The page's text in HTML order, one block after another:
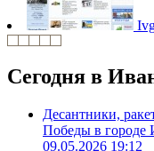
Сегодня в
Десантники,
Победы в городе
09.05.2026 19:12